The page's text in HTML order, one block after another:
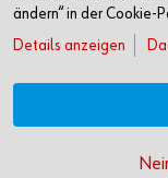
Verkauf nur an
ändern“ in der Cookie-
Details anzeigen